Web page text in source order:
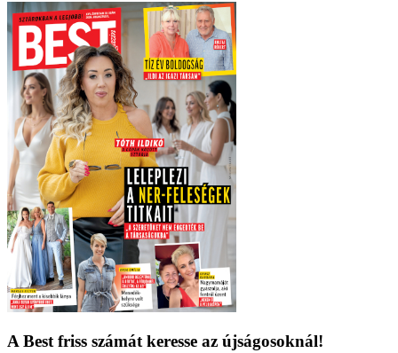
A Best friss számát keresse az újságosoknál!